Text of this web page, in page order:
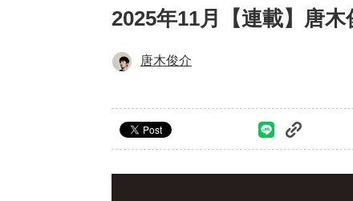
2025年11月【連載】唐
唐木俊介